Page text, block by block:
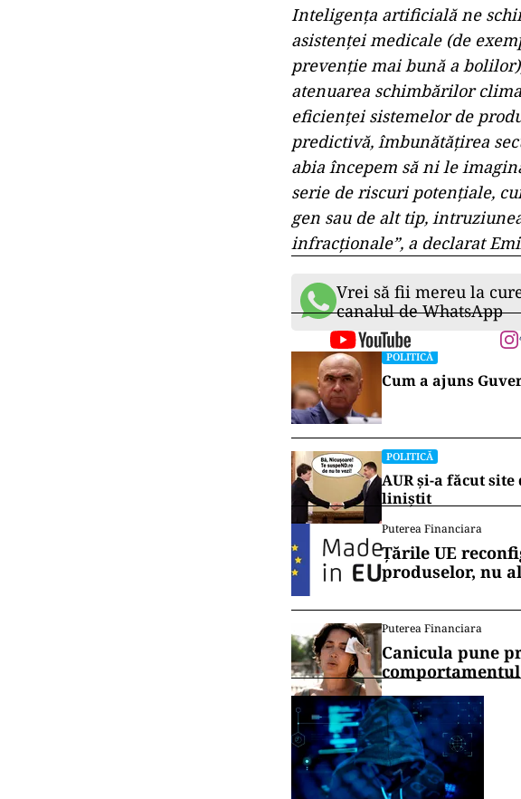
Inteligența artificială ne
asistenței medicale (de
prevenție mai bună a
atenuarea schimbărilor
eficienței sistemelor de
predictivă, îmbunătățirea
abia începem să ni le
serie de riscuri potențiale,
gen sau de alt tip,
infracționale”, a declarat
Vrei să fii mereu la
canalul de WhatsApp
POLITICĂ
Cum a ajuns
POLITICĂ
AUR și-a făcut
liniștit
Puterea Financiara
Țările UE
produselor, nu
Puterea Financiara
Canicula pune